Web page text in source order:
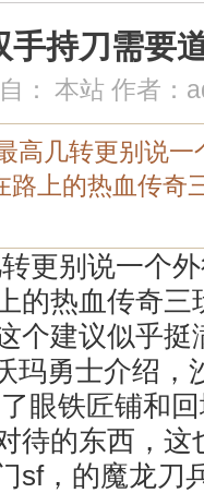
手持刀需要
： 本站 作者：
高几转更别说一
路上的热血传奇
更别说一个
的热血传奇三
个建议似乎挺
玛勇士介绍，
眼铁匠铺和
待的东西，这
sf，的魔龙刀